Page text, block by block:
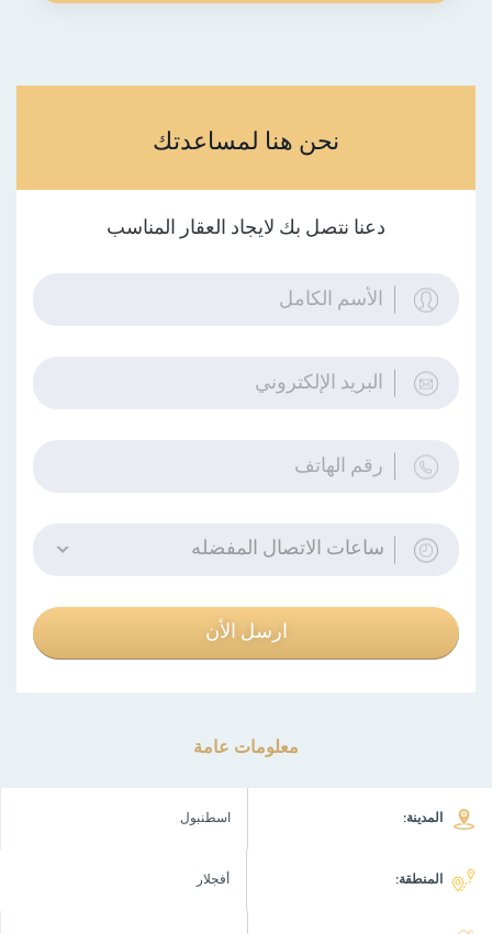
نحن هنا لمساعدتك
دعنا نتصل بك لايجاد العقار المناسب
ساعات الاتصال المفضله
ارسل الأن
معلومات عامة
المدينة: اسطنبول
المنطقة: أفجلار